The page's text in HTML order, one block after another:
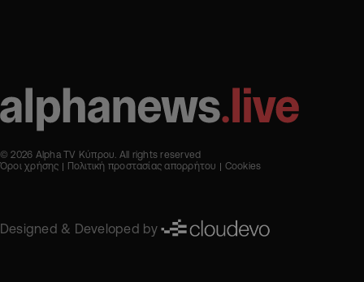
© 2026 Alpha TV Κύπρου. All rights reserved
Όροι χρήσης
Πολιτική προστασίας απορρήτου Cookies
Designed & Developed by